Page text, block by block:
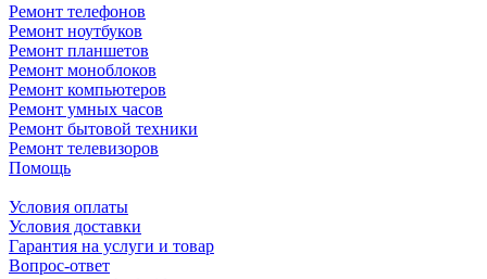
Ремонт телефонов
Ремонт ноутбуков
Ремонт планшетов
Ремонт моноблоков
Ремонт компьютеров
Ремонт умных часов
Ремонт бытовой техники
Ремонт телевизоров
Помощь
Условия оплаты
Условия доставки
Гарантия на услуги и товар
Вопрос-ответ